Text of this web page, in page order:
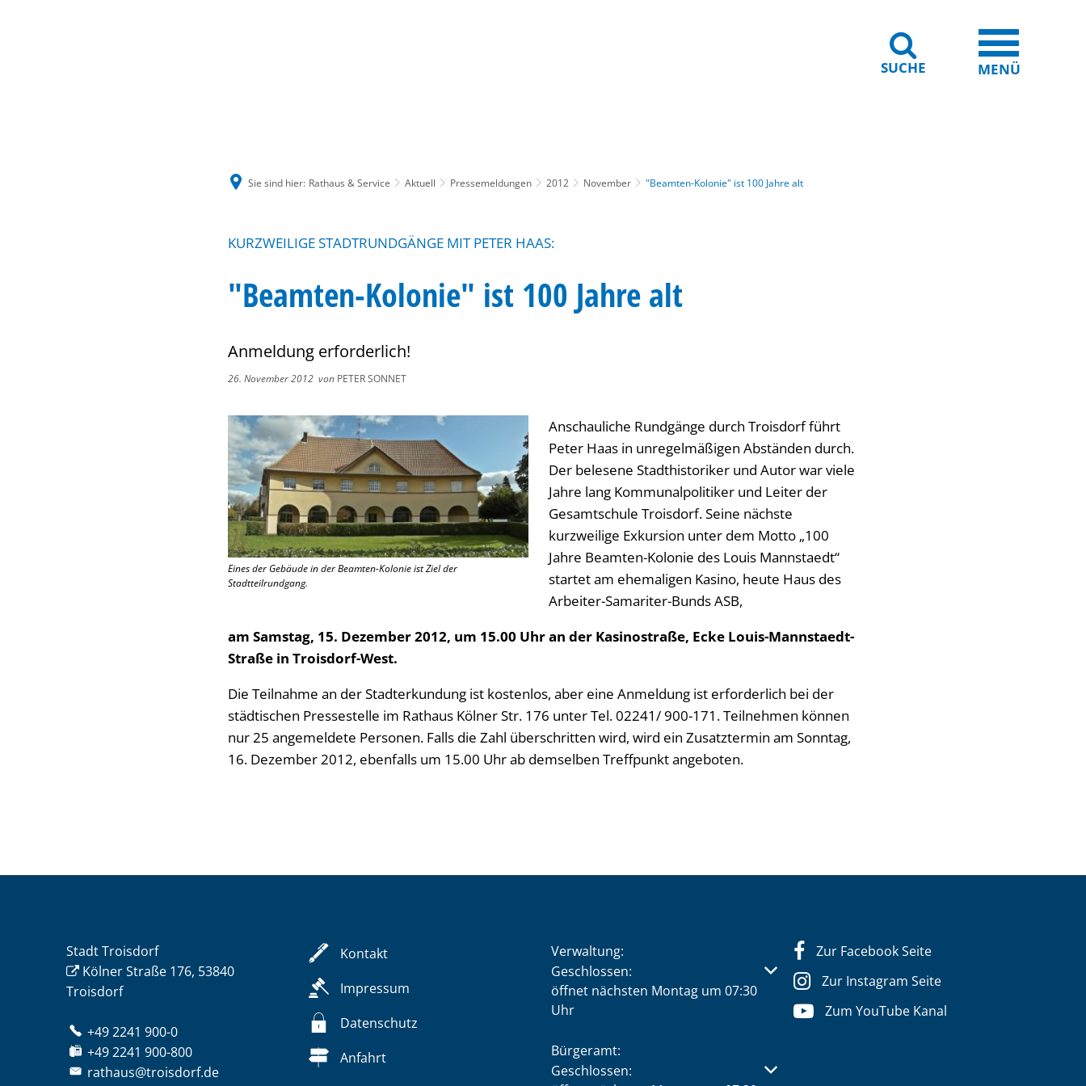
SUCHE MENÜ
Sie sind hier: Rathaus & Service Aktuell Pressemeldungen 2012 November "Beamten-Kolonie" ist 100 Jahre alt
KURZWEILIGE STADTRUNDGÄNGE MIT PETER HAAS:
"Beamten-Kolonie" ist 100 Jahre alt
Anmeldung erforderlich!
26. November 2012 von PETER SONNET
Eines der Gebäude in der Beamten-Kolonie ist Ziel der
Stadtteilrundgang.
Anschauliche Rundgänge durch Troisdorf führt
Peter Haas in unregelmäßigen Abständen durch.
Der belesene Stadthistoriker und Autor war viele
Jahre lang Kommunalpolitiker und Leiter der
Gesamtschule Troisdorf. Seine nächste
kurzweilige Exkursion unter dem Motto „100
Jahre Beamten-Kolonie des Louis Mannstaedt“
startet am ehemaligen Kasino, heute Haus des
Arbeiter-Samariter-Bunds ASB,
am Samstag, 15. Dezember 2012, um 15.00 Uhr an der Kasinostraße, Ecke Louis-Mannstaedt-
Straße in Troisdorf-West.
Die Teilnahme an der Stadterkundung ist kostenlos, aber eine Anmeldung ist erforderlich bei der
städtischen Pressestelle im Rathaus Kölner Str. 176 unter Tel. 02241/ 900-171. Teilnehmen können
nur 25 angemeldete Personen. Falls die Zahl überschritten wird, wird ein Zusatztermin am Sonntag,
16. Dezember 2012, ebenfalls um 15.00 Uhr ab demselben Treffpunkt angeboten.
Stadt Troisdorf
Kölner Straße 176, 53840
Troisdorf
+49 2241 900-0
+49 2241 900-800
rathaus@troisdorf.de
Kontakt
Impressum
Datenschutz
Anfahrt
Verwaltung:
Klicken, um weitere Öffnungs- oder Schließzeiten auszublenden
Geschlossen:
öffnet nächsten Montag um 07:30
Uhr
Bürgeramt:
Klicken, um weitere Öffnungs- oder Schließzeiten auszublenden
Geschlossen:
Zur Facebook Seite
Zur Instagram Seite
Zum YouTube Kanal